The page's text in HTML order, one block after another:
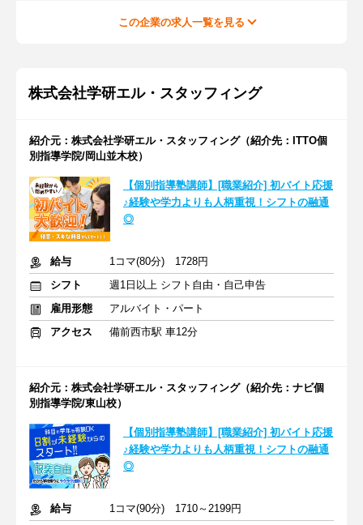
この企業の求人一覧を見る
株式会社学研エル・スタッフィング
紹介元：株式会社学研エル・スタッフィング（紹介先：ITTO個
別指導学院/岡山並木校）
【個別指導塾講師】[職業紹介] 初バイト応援
♪経験や学力よりも人柄重視！シフトの融通
◎
給与
1コマ(80分) 1728円
シフト
週1日以上 シフト自由・自己申告
雇用形態
アルバイト・パート
アクセス
備前西市駅 車12分
紹介元：株式会社学研エル・スタッフィング（紹介先：ナビ個
別指導学院/東山校）
【個別指導塾講師】[職業紹介] 初バイト応援
♪経験や学力よりも人柄重視！シフトの融通
◎
給与
1コマ(90分) 1710～2199円